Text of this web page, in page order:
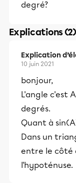
degré?
Explications (2)
Explication
10 juin 2021
bonjour,
L'angle c'est
degrés.
Quant à
Dans un
entre le côté
l'hypoténuse.